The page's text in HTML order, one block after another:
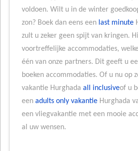
voldoen. Wilt u in de winter
zon? Boek dan eens een last minute
zult u zeker geen spijt van kringen.
voortreffelijke accommodaties,
één van onze partners. Dit geeft u
boeken accommodaties. Of u nu op
vakantie Hurghada all inclusiveof u
een adults only vakantieHurghada
een vliegvakantie met een mooie
al uw wensen.